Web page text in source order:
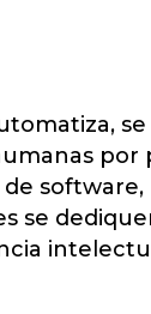
por
software,
se